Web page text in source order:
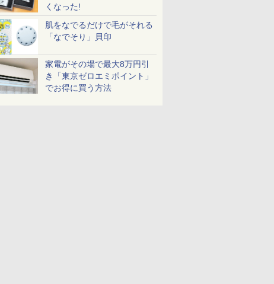
くなった!
肌をなでるだけで毛がそれる
「なでそり」貝印
家電がその場で最大8万円引
き「東京ゼロエミポイント」
でお得に買う方法